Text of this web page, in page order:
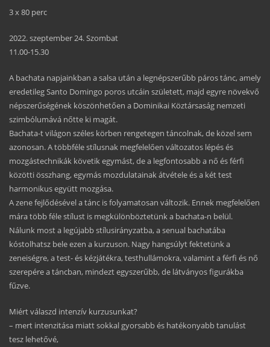
3 x 80 perc
2022. szeptember 24. Szombat
11.00-15.30
A bachata napjainkban a salsa után a legnépszerűbb páros tánc, amely
eredetileg Santo Domingo poros utcáin született, majd egyre növekvő
népszerűségének köszönhetően a Dominikai Köztársaság nemzeti
szimbólumává nőtte ki magát.
Bachata-t világon széles körben rengetegen táncolnak, de közel sem
azonosan. A többféle stílusnak megfelelően változatos lépés és
mozgástechnikák követik egymást, de a legfontosabb a nő és férfi
közötti összhang, egymás mozdulatainak átvétele és a két test
harmonikus együtt mozgása.
A zene fejlődésével a tánc is folyamatosan változik. Ennek megfelelően
mára több féle stílust is megkülönböztetünk a bachata-n belül.
Nálunk most a legújabb stílusirányzatba, a senual bachatába
kóstolhatsz bele ezen a kurzuson. Nagy hangsúlyt fektetünk a
zeneiségre, a test- és kézjátékra, testhullámokra, valamint a férfi és nő
szerepére a táncban, mindezt egyszerűbb, de látványos figurákba
fűzve.
Miért válaszd intenzív kurzusunkat?
– mert intenzitása miatt sokkal gyorsabb és hatékonyabb tanulást
tesz lehetővé,